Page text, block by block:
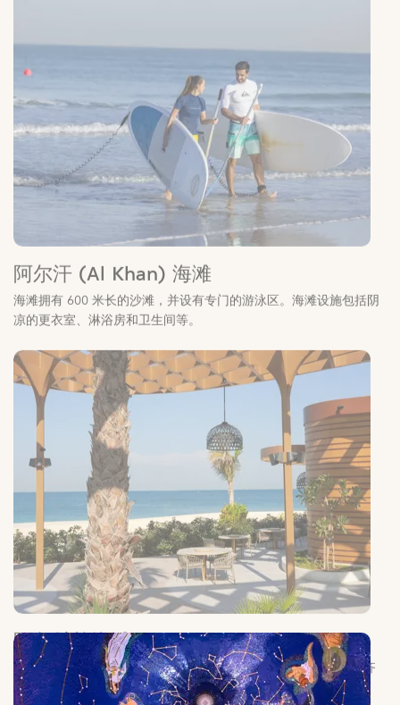
阿尔汗 (Al Khan) 海滩
海滩拥有 600 米长的沙滩，并设有专门的游泳区。海滩设施包括阴
凉的更衣室、淋浴房和卫生间等。
阿尔希拉海滩 (Al Heera Beach)
一到周五下午，这里就变得热闹非凡，不同国家的游客和家庭都齐
聚于此，在冬日暖阳下开始野餐及各项娱乐活动。